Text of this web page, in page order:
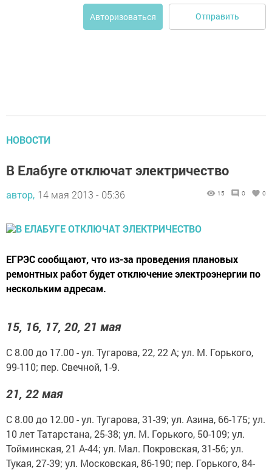
Авторизоваться Отправить
НОВОСТИ
В Елабуге отключат электричество
автор, 14 мая 2013 - 05:36 15 0 0
ЕГРЭС сообщают, что из-за проведения плановых
ремонтных работ будет отключение электроэнергии по
нескольким адресам.
15, 16, 17, 20, 21 мая
С 8.00 до 17.00 - ул. Тугарова, 22, 22 А; ул. М. Горького,
99-110; пер. Свечной, 1-9.
21, 22 мая
С 8.00 до 12.00 - ул. Тугарова, 31-39; ул. Азина, 66-175; ул.
10 лет Татарстана, 25-38; ул. М. Горького, 50-109; ул.
Тойминская, 21 А-44; ул. Мал. Покровская, 31-56; ул.
Тукая, 27-39; ул. Московская, 86-190; пер. Горького, 84-